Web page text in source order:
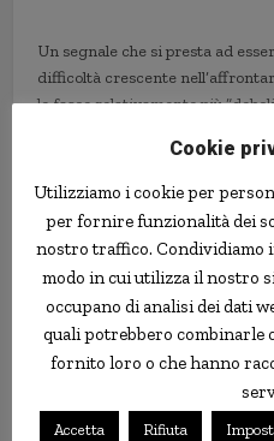
Un segnale che si presta ad
difficoltà crescente
le fasce relativamente più
case economia fiducia
Cookie
Utilizziamo i cookie per
per fornire funzionalità dei
nostro traffico.
modo in cui utilizza il nostro
occupano di analisi dei dati
quali potrebbero combinarle
fornito loro o che hanno
Accetta Rifiuta